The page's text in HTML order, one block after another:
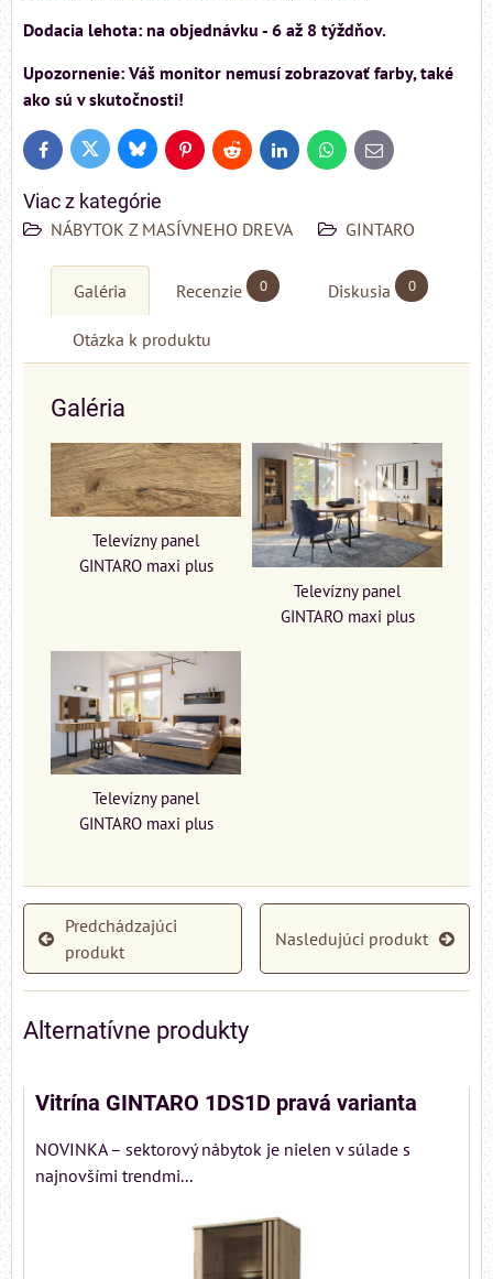
Dodacia lehota: na objednávku - 6 až 8 týždňov.
Upozornenie: Váš monitor nemusí zobrazovať farby, také
ako sú v skutočnosti!
FacebookTwitter BlueskyPinterestReddit LinkedInWhatsApp
E-
mail
Viac z kategórie
NÁBYTOK Z MASÍVNEHO DREVA GINTARO
Galéria Recenzie 0 Diskusia 0
Otázka k produktu
Galéria
Televízny panel
GINTARO maxi plus
Televízny panel
GINTARO maxi plus
Televízny panel
GINTARO maxi plus
Predchádzajúci
produkt
Nasledujúci produkt
Alternatívne produkty
Vitrína GINTARO 1DS1D pravá varianta
NOVINKA – sektorový nábytok je nielen v súlade s
najnovšími trendmi...